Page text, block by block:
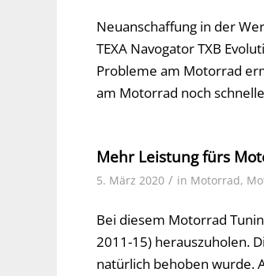
Neuanschaffung in der
TEXA Navogator TXB
Probleme am Motorrad
am Motorrad noch
Mehr Leistung fürs
5. März 2020 / in Motorrad,
Bei diesem Motorrad
2011-15) herauszuholen.
natürlich behoben wurde.